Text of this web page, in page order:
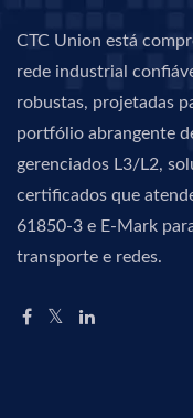
CTC Union está
rede industrial
robustas, projetadas
portfólio abrangente
gerenciados L3/L2,
certificados que
61850-3 e E-Mark
transporte e redes.